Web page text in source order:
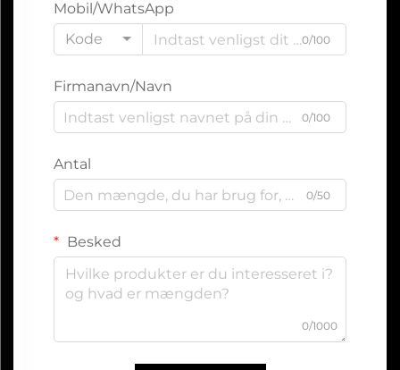
Mobil/WhatsApp
Kode
0/100
Firmanavn/Navn
0/100
Antal
0/50
Besked
0/1000